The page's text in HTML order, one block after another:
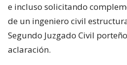
e incluso solicitando
de un ingeniero civil
Segundo Juzgado Civil
aclaración.